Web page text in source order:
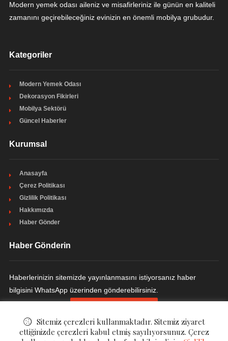
Modern yemek odası aileniz ve misafirleriniz ile günün en kaliteli
zamanını geçirebileceğiniz evinizin en önemli mobilya grubudur.
Kategoriler
Modern Yemek Odası
Dekorasyon Fikirleri
Mobilya Sektörü
Güncel Haberler
Kurumsal
Anasayfa
Çerez Politikası
Gizlilik Politikası
Hakkımızda
Haber Gönder
Haber Gönderin
Haberlerinizin sitemizde yayınlanmasını istiyorsanız haber
bilgisini WhatsApp üzerinden gönderebilirsiniz.
Sitemiz çerezleri kullanmaktadır. Sitemiz ziyaret
ettiğinizde çerezleri kabul etmiş sayılıyorsunuz. Çerez